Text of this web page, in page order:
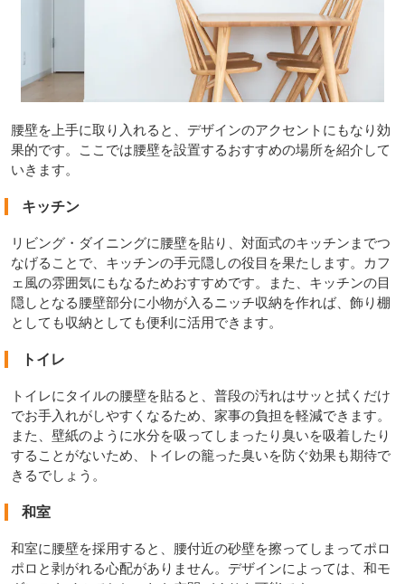
腰壁を上手に取り入れると、デザインのアクセントにもなり効
果的です。ここでは腰壁を設置するおすすめの場所を紹介して
いきます。
キッチン
リビング・ダイニングに腰壁を貼り、対面式のキッチンまでつ
なげることで、キッチンの手元隠しの役目を果たします。カフ
ェ風の雰囲気にもなるためおすすめです。また、キッチンの目
隠しとなる腰壁部分に小物が入るニッチ収納を作れば、飾り棚
としても収納としても便利に活用できます。
トイレ
トイレにタイルの腰壁を貼ると、普段の汚れはサッと拭くだけ
でお手入れがしやすくなるため、家事の負担を軽減できます。
また、壁紙のように水分を吸ってしまったり臭いを吸着したり
することがないため、トイレの籠った臭いを防ぐ効果も期待で
きるでしょう。
和室
和室に腰壁を採用すると、腰付近の砂壁を擦ってしまってポロ
ポロと剥がれる心配がありません。デザインによっては、和モ